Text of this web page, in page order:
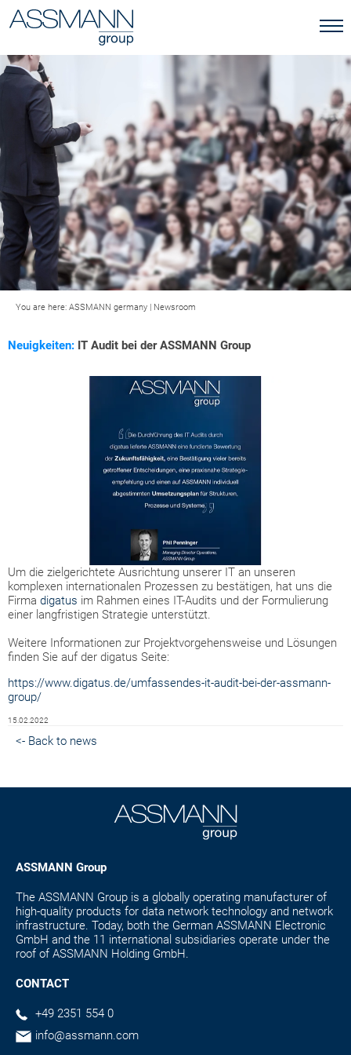
You are here: ASSMANN germany | Newsroom
Neuigkeiten: IT Audit bei der ASSMANN Group
Um die zielgerichtete Ausrichtung unserer IT an unseren
komplexen internationalen Prozessen zu bestätigen, hat uns die
Firma digatus im Rahmen eines IT-Audits und der Formulierung
einer langfristigen Strategie unterstützt.
Weitere Informationen zur Projektvorgehensweise und Lösungen
finden Sie auf der digatus Seite:
https://www.digatus.de/umfassendes-it-audit-bei-der-assmann-
group/
15.02.2022
<- Back to news
ASSMANN Group
The ASSMANN Group is a globally operating manufacturer of
high-quality products for data network technology and network
infrastructure. Today, both the German ASSMANN Electronic
GmbH and the 11 international subsidiaries operate under the
roof of ASSMANN Holding GmbH.
CONTACT
+49 2351 554 0
info@assmann.com